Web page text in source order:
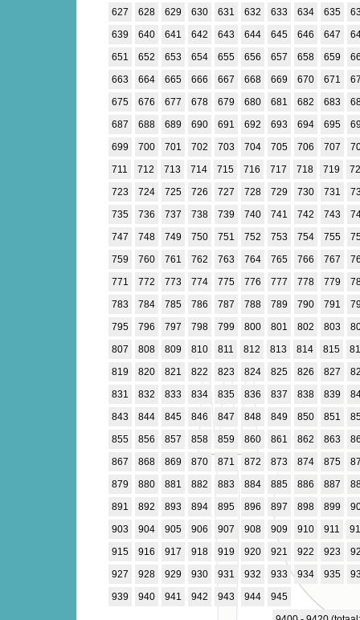
627
628 629 630 631 632 633 634 635
639
640 641 642 643 644 645 646 647
651
652 653 654 655 656 657 658 659
663
664 665 666 667 668 669 670 671
675
676 677 678 679 680 681 682 683
687
688 689 690 691 692 693 694 695
699
700 701 702 703 704 705 706 707
711
712 713 714 715 716 717 718 719
723
724 725 726 727 728 729 730 731
735
736 737 738 739 740 741 742 743
747
748 749 750 751 752 753 754 755
759
760 761 762 763 764 765 766 767
771
772 773 774 775 776 777 778 779
783
784 785 786 787 788 789 790 791
795
796 797 798 799 800 801 802 803
807
808 809 810 811 812 813 814 815
819
820 821 822 823 824 825 826 827
831
832 833 834 835 836 837 838 839
843
844 845 846 847 848 849 850 851
855
856 857 858 859 860 861 862 863
867
868 869 870 871 872 873 874 875
879
880 881 882 883 884 885 886 887
891
892 893 894 895 896 897 898 899
903
904 905 906 907 908 909 910 911
915
916 917 918 919 920 921 922 923
927
928 929 930 931 932 933 934 935
939
940 941 942 943 944
945